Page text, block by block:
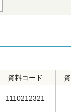
資料コード
1110212321